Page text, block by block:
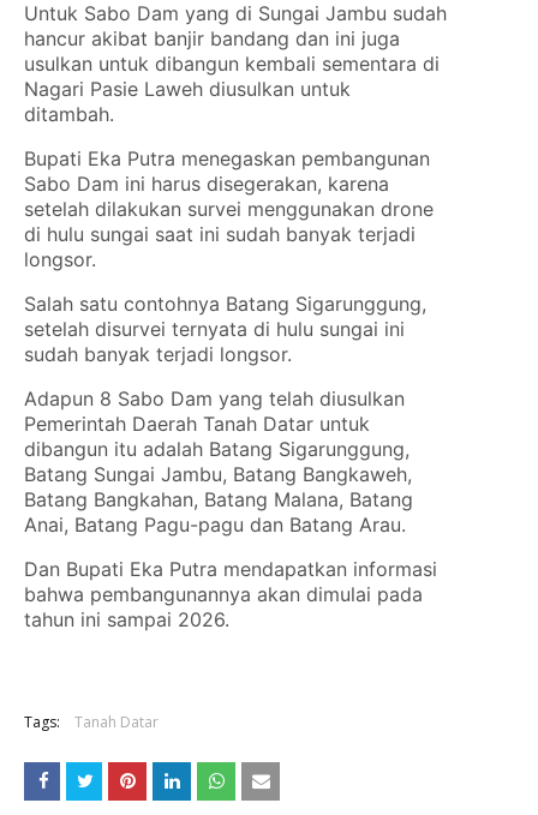
Untuk Sabo Dam yang di Sungai Jambu sudah
hancur akibat banjir bandang dan ini juga
usulkan untuk dibangun kembali sementara di
Nagari Pasie Laweh diusulkan untuk
ditambah.
Bupati Eka Putra menegaskan pembangunan
Sabo Dam ini harus disegerakan, karena
setelah dilakukan survei menggunakan drone
di hulu sungai saat ini sudah banyak terjadi
longsor.
Salah satu contohnya Batang Sigarunggung,
setelah disurvei ternyata di hulu sungai ini
sudah banyak terjadi longsor.
Adapun 8 Sabo Dam yang telah diusulkan
Pemerintah Daerah Tanah Datar untuk
dibangun itu adalah Batang Sigarunggung,
Batang Sungai Jambu, Batang Bangkaweh,
Batang Bangkahan, Batang Malana, Batang
Anai, Batang Pagu-pagu dan Batang Arau.
Dan Bupati Eka Putra mendapatkan informasi
bahwa pembangunannya akan dimulai pada
tahun ini sampai 2026.
Tags: Tanah Datar